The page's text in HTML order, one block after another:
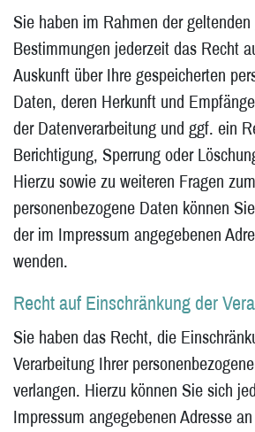
Sie haben im Rahmen der geltenden
Bestimmungen jederzeit das Recht
Auskunft über Ihre gespeicherten
Daten, deren Herkunft und
der Datenverarbeitung und ggf. ein
Berichtigung, Sperrung oder
Hierzu sowie zu weiteren Fragen
personenbezogene Daten können
der im Impressum angegebenen
wenden.
Recht auf Einschränkung der
Sie haben das Recht, die
Verarbeitung Ihrer
verlangen. Hierzu können Sie sich
Impressum angegebenen Adresse